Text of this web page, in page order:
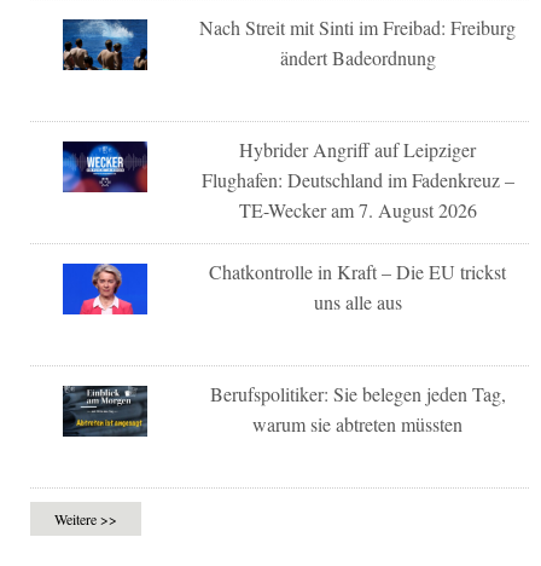
Nach Streit mit Sinti im Freibad: Freiburg
ändert Badeordnung
Hybrider Angriff auf Leipziger
Flughafen: Deutschland im Fadenkreuz –
TE-Wecker am 7. August 2026
Chatkontrolle in Kraft – Die EU trickst
uns alle aus
Berufspolitiker: Sie belegen jeden Tag,
warum sie abtreten müssten
Weitere >>